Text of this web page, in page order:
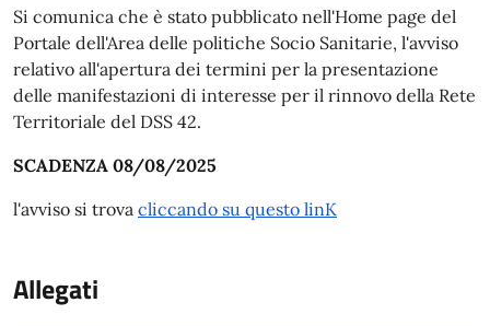
Si comunica che è stato pubblicato nell'Home page del
Portale dell'Area delle politiche Socio Sanitarie, l'avviso
relativo all'apertura dei termini per la presentazione
delle manifestazioni di interesse per il rinnovo della Rete
Territoriale del DSS 42.
SCADENZA 08/08/2025
l'avviso si trova cliccando su questo linK
Allegati